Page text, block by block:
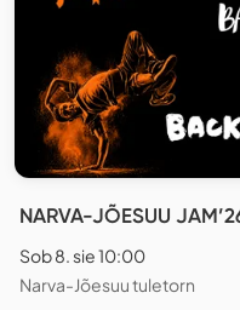
NARVA-JÕESUU
Sob 8. sie 10:00
Narva-Jõesuu tuletorn